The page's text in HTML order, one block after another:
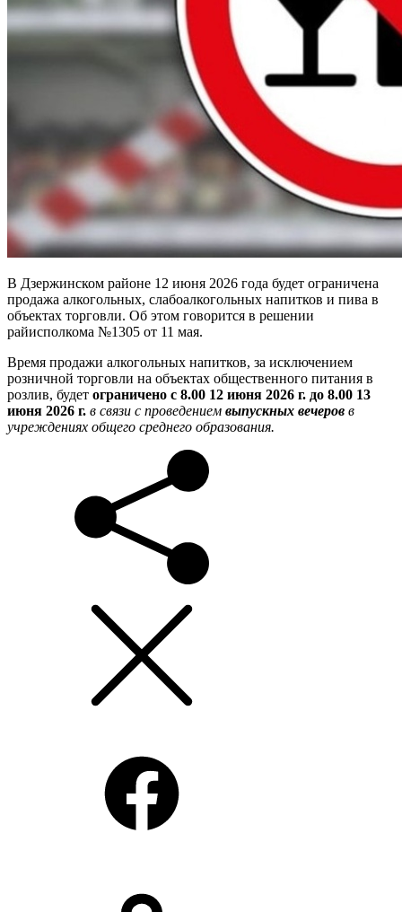
В Дзержинском районе 12 июня 2026 года будет ограничена
продажа алкогольных, слабоалкогольных напитков и пива в
объектах торговли. Об этом говорится в решении
райисполкома №1305 от 11 мая.
Время продажи алкогольных напитков, за исключением
розничной торговли на объектах общественного питания в
розлив, будет ограничено с 8.00 12 июня 2026 г. до 8.00 13
июня 2026 г. в связи с проведением выпускных вечеров в
учреждениях общего среднего образования.